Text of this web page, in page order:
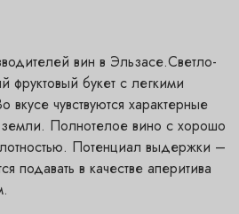
вин в Эльзасе.Светло-
фруктовый букет с легкими
чувствуются характерные
земли. Полнотелое вино с хорошо
Потенциал выдержки –
подавать в качестве аперитива